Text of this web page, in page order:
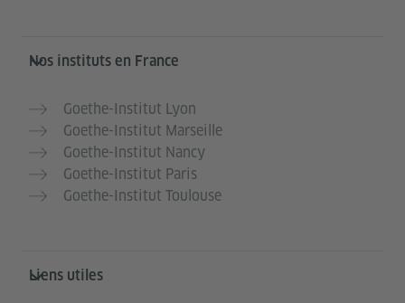
Service- und Informationsbereich
Nos instituts en France
Goethe-Institut Lyon
Goethe-Institut Marseille
Goethe-Institut Nancy
Goethe-Institut Paris
Goethe-Institut Toulouse
Liens utiles